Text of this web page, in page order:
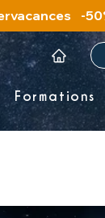
Formations